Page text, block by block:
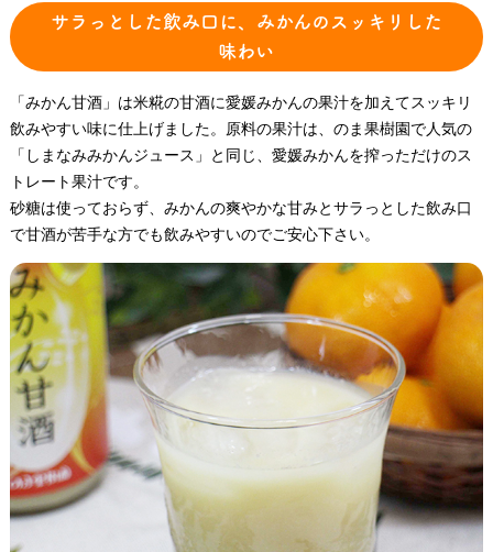
サラっとした飲み口に、みかんのスッキリした
味わい
「みかん甘酒」は米糀の甘酒に愛媛みかんの果汁を加えてスッキリ
飲みやすい味に仕上げました。原料の果汁は、のま果樹園で人気の
「しまなみみかんジュース」と同じ、愛媛みかんを搾っただけのス
トレート果汁です。
砂糖は使っておらず、みかんの爽やかな甘みとサラっとした飲み口
で甘酒が苦手な方でも飲みやすいのでご安心下さい。